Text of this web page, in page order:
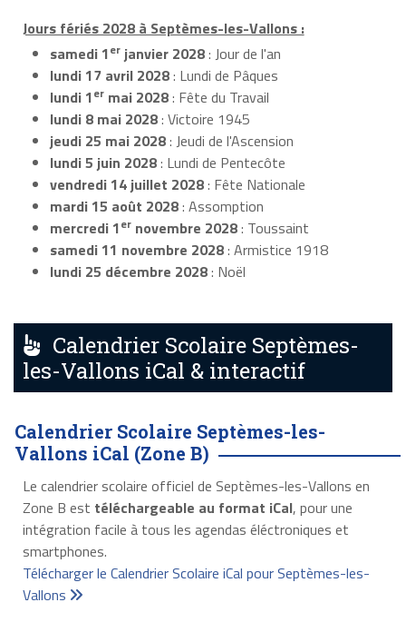
Jours fériés 2028 à Septèmes-les-Vallons :
samedi 1er janvier 2028: Jour de l'an
lundi 17 avril 2028: Lundi de Pâques
lundi 1er mai 2028: Fête du Travail
lundi 8 mai 2028: Victoire 1945
jeudi 25 mai 2028: Jeudi de l'Ascension
lundi 5 juin 2028: Lundi de Pentecôte
vendredi 14 juillet 2028: Fête Nationale
mardi 15 août 2028: Assomption
mercredi 1er novembre 2028: Toussaint
samedi 11 novembre 2028: Armistice 1918
lundi 25 décembre 2028: Noël
Calendrier Scolaire Septèmes-
les-Vallons iCal & interactif
Calendrier Scolaire Septèmes-les-
Vallons iCal (Zone B)
Le calendrier scolaire officiel de Septèmes-les-Vallons en
Zone B est téléchargeable au format iCal, pour une
intégration facile à tous les agendas éléctroniques et
smartphones.
Télécharger le Calendrier Scolaire iCal pour Septèmes-les-
Vallons